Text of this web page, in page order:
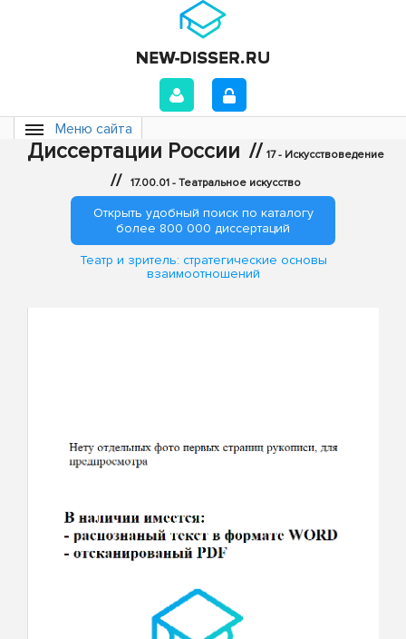
Меню сайта
Диссертации России // 17 - Искусствоведение
// 17.00.01 - Театральное искусство
Открыть удобный поиск по каталогу
более 800 000 диссертаций
Театр и зритель: стратегические основы
взаимоотношений